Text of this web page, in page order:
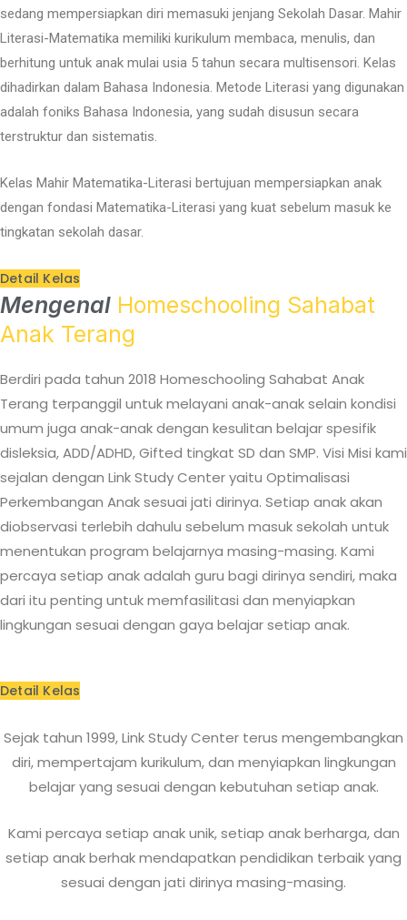
sedang mempersiapkan diri memasuki jenjang Sekolah Dasar. Mahir
Literasi-Matematika memiliki kurikulum membaca, menulis, dan
berhitung untuk anak mulai usia 5 tahun secara multisensori. Kelas
dihadirkan dalam Bahasa Indonesia. Metode Literasi yang digunakan
adalah foniks Bahasa Indonesia, yang sudah disusun secara
terstruktur dan sistematis.
Kelas Mahir Matematika-Literasi bertujuan mempersiapkan anak
dengan fondasi Matematika-Literasi yang kuat sebelum masuk ke
tingkatan sekolah dasar.
Detail Kelas
Mengenal Homeschooling Sahabat
Anak Terang
Berdiri pada tahun 2018 Homeschooling Sahabat Anak
Terang terpanggil untuk melayani anak-anak selain kondisi
umum juga anak-anak dengan kesulitan belajar spesifik
disleksia, ADD/ADHD, Gifted tingkat SD dan SMP. Visi Misi kami
sejalan dengan Link Study Center yaitu Optimalisasi
Perkembangan Anak sesuai jati dirinya. Setiap anak akan
diobservasi terlebih dahulu sebelum masuk sekolah untuk
menentukan program belajarnya masing-masing. Kami
percaya setiap anak adalah guru bagi dirinya sendiri, maka
dari itu penting untuk memfasilitasi dan menyiapkan
lingkungan sesuai dengan gaya belajar setiap anak.
Detail Kelas
Sejak tahun 1999, Link Study Center terus mengembangkan
diri, mempertajam kurikulum, dan menyiapkan lingkungan
belajar yang sesuai dengan kebutuhan setiap anak.
Kami percaya setiap anak unik, setiap anak berharga, dan
setiap anak berhak mendapatkan pendidikan terbaik yang
sesuai dengan jati dirinya masing-masing.